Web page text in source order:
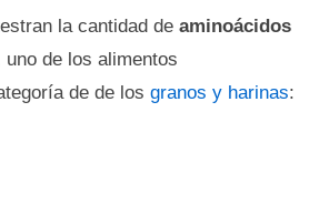
la cantidad de aminoácidos
uno de los alimentos
de de los granos y harinas: